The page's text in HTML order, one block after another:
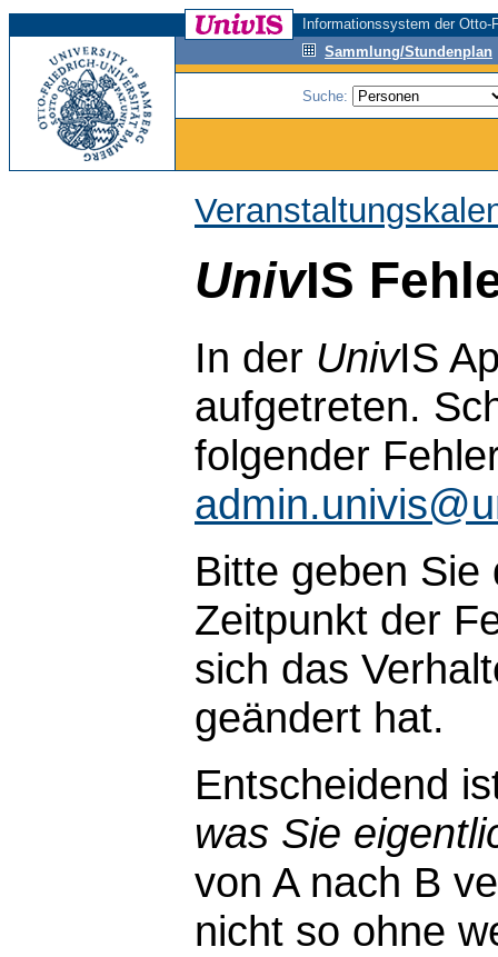
Informationssystem der
Sammlung/Stundenplan
Suche:
UnivIS
In der UnivIS
aufgetreten.
folgender
Bitte geben
Zeitpunkt der
sich das
geändert hat.
Entscheidend
was Sie
von A nach B
nicht so ohne